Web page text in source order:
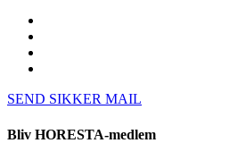
SEND SIKKER MAIL
Bliv HORESTA-medlem